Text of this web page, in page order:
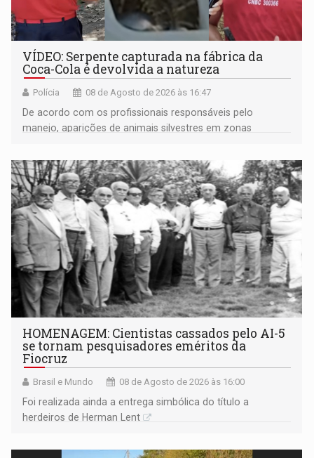
VÍDEO: Serpente capturada na fábrica da
Coca-Cola é devolvida a natureza
Polícia 08 de Agosto de 2026 às 16:47
De acordo com os profissionais responsáveis pelo
manejo, aparições de animais silvestres em zonas
HOMENAGEM: Cientistas cassados pelo AI-5
se tornam pesquisadores eméritos da
Fiocruz
Brasil e Mundo 08 de Agosto de 2026 às 16:00
Foi realizada ainda a entrega simbólica do título a
herdeiros de Herman Lent